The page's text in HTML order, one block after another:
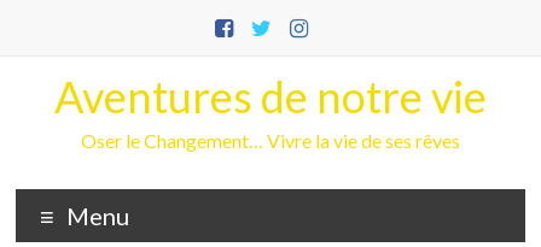
Aventures de notre vie
Oser le Changement… Vivre la vie de ses rêves
Menu